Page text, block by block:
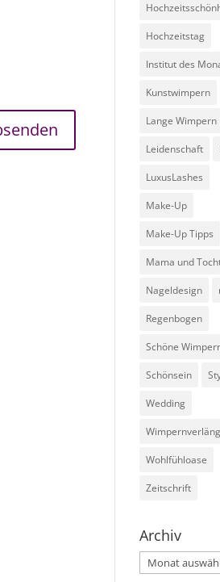
Hochzeitstag
Institut des
Kunstwimpern
Lange Wimpern
Leidenschaft
LuxusLashes
Make-Up
Make-Up Tipps
Mama und
Nageldesign
Regenbogen
Schöne
Schönsein
Wedding
Wohlfühloase
Zeitschrift
Archiv
Archiv